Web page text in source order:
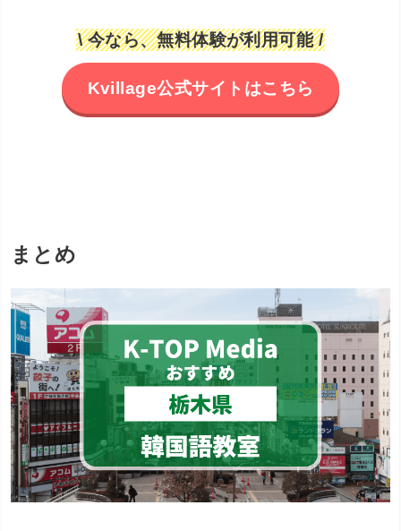
\ 今なら、無料体験が利用可能 /
Kvillage公式サイトはこちら
まとめ